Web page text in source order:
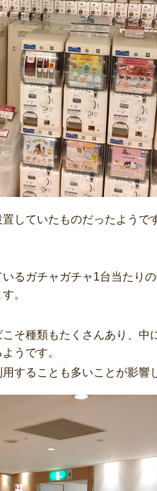
していたものだったよう
るガチャガチャ1台当たり
。
そ種類もたくさんあり、
うです。
することも多いことが影響